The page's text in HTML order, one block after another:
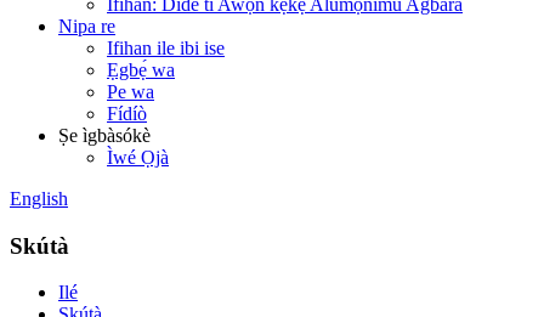
Ifihan: Dide ti Awọn kẹkẹ Alumọnimu Agbara
Nipa re
Ifihan ile ibi ise
Ẹgbẹ́ wa
Pe wa
Fídíò
Ṣe ìgbàsókè
Ìwé Ọjà
English
Skútà
Ilé